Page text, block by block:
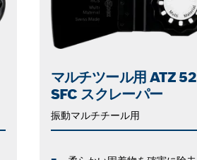
マルチツール用 ATZ 52
SFC スクレーパー
振動マルチチール用